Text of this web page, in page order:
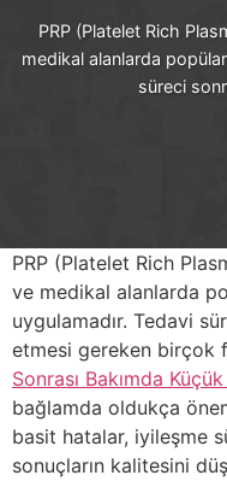
PRP (Platelet Rich
medikal alanlarda
süreci
PRP (Platelet Rich
ve medikal alanlarda
uygulamadır. Tedavi
etmesi gereken birçok
Sonrası Bakımda
bağlamda oldukça
basit hatalar, iyileşme
sonuçların kalitesini